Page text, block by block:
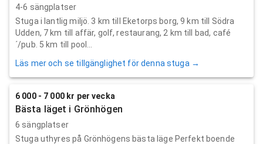
4-6 sängplatser
Stuga i lantlig miljö. 3 km till Eketorps borg, 9 km till Södra
Udden, 7 km till affär, golf, restaurang, 2 km till bad, café
´/pub. 5 km till pool...
Läs mer och se tillgänglighet för denna stuga →
6 000 - 7 000 kr per vecka
Bästa läget i Grönhögen
6 sängplatser
Stuga uthyres på Grönhögens bästa läge Perfekt boende